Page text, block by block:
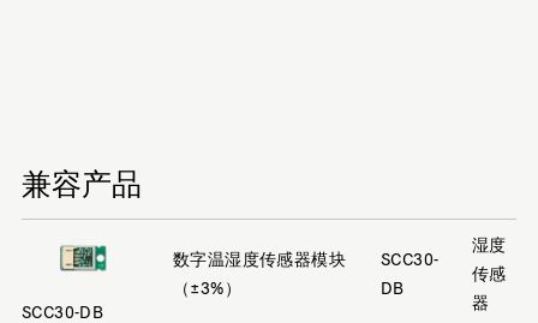
兼容产品
SCC30-DB
数字温湿度传感器模块
（±3%）
SCC30-
DB
湿度
传感
器